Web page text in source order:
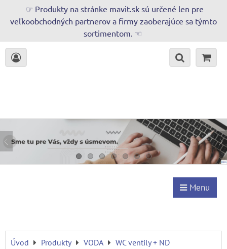
☞ Produkty na stránke mavit.sk sú určené len pre
veľkoobchodných partnerov a firmy zaoberajúce sa týmto
sortimentom. ☜
Menu
Úvod Produkty VODA WC ventily + ND